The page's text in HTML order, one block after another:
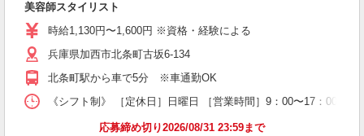
美容師スタイリスト
時給1,130円〜1,600円 ※資格・経験による
兵庫県加西市北条町古坂6-134
北条町駅から車で5分 ※車通勤OK
《シフト制》 ［定休日］日曜日 ［営業時間］9：00〜17：00
応募締め切り2026/08/31 23:59まで